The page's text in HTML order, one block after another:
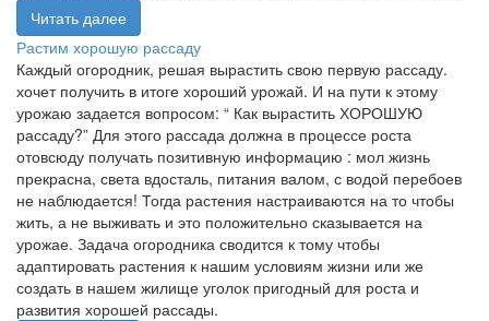
Читать далее
Растим хорошую рассаду
Каждый огородник, решая вырастить свою первую рассаду.
хочет получить в итоге хороший урожай. И на пути к этому
урожаю задается вопросом: “ Как вырастить ХОРОШУЮ
рассаду?” Для этого рассада должна в процессе роста
отовсюду получать позитивную информацию : мол жизнь
прекрасна, света вдосталь, питания валом, с водой перебоев
не наблюдается! Тогда растения настраиваются на то чтобы
жить, а не выживать и это положительно сказывается на
урожае. Задача огородника сводится к тому чтобы
адаптировать растения к нашим условиям жизни или же
создать в нашем жилище уголок пригодный для роста и
развития хорошей рассады.